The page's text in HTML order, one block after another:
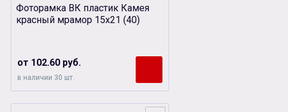
Фоторамка ВК пластик Камея
красный мрамор 15х21 (40)
от 102.60 руб.
в наличии 30 шт.